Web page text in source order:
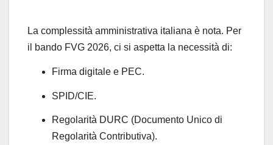
La complessità amministrativa italiana è nota. Per
il bando FVG 2026, ci si aspetta la necessità di:
Firma digitale e PEC.
SPID/CIE.
Regolarità DURC (Documento Unico di
Regolarità Contributiva).